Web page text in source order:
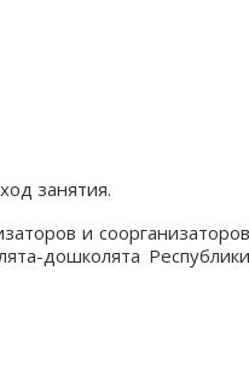
занятия.
и соорганизаторов
дошколята Республики